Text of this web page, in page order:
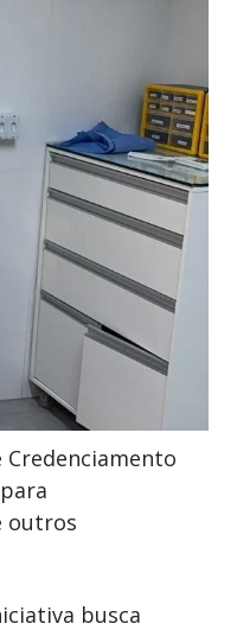
Credenciamento
outros
busca